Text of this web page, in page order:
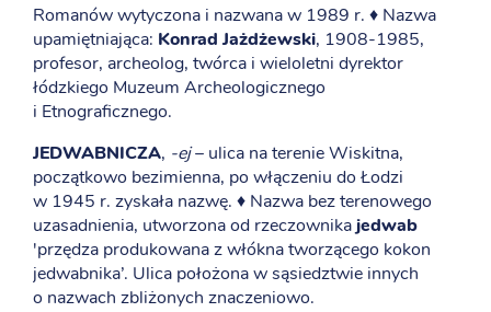
Romanów wytyczona i nazwana w 1989 r. ♦ Nazwa
upamiętniająca: Konrad Jażdżewski, 1908-1985,
profesor, archeolog, twórca i wieloletni dyrektor
łódzkiego Muzeum Archeologicznego
i Etnograficznego.
JEDWABNICZA, -ej– ulica na terenie Wiskitna,
początkowo bezimienna, po włączeniu do Łodzi
w 1945 r. zyskała nazwę. ♦ Nazwa bez terenowego
uzasadnienia, utworzona od rzeczownikajedwab
'przędza produkowana z włókna tworzącego kokon
jedwabnika’. Ulica położona w sąsiedztwie innych
o nazwach zbliżonych znaczeniowo.